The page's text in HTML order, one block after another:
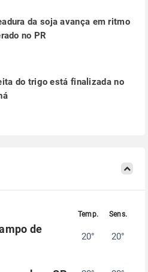
da soja avança em ritmo
no PR
do trigo está finalizada no
de
20° 20°